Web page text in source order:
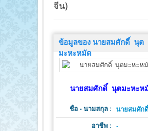
จีน)
ข้อมูลของ นายสมศักดิ์ นุต
มะหะหมัด
นายสมศักดิ์ นุตมะหะห
ชื่อ - นามสกุล : นายสมศัก
อาชีพ : -